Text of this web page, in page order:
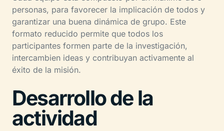
personas, para favorecer la implicación de todos y
garantizar una buena dinámica de grupo. Este
formato reducido permite que todos los
participantes formen parte de la investigación,
intercambien ideas y contribuyan activamente al
éxito de la misión.
Desarrollo de la
actividad